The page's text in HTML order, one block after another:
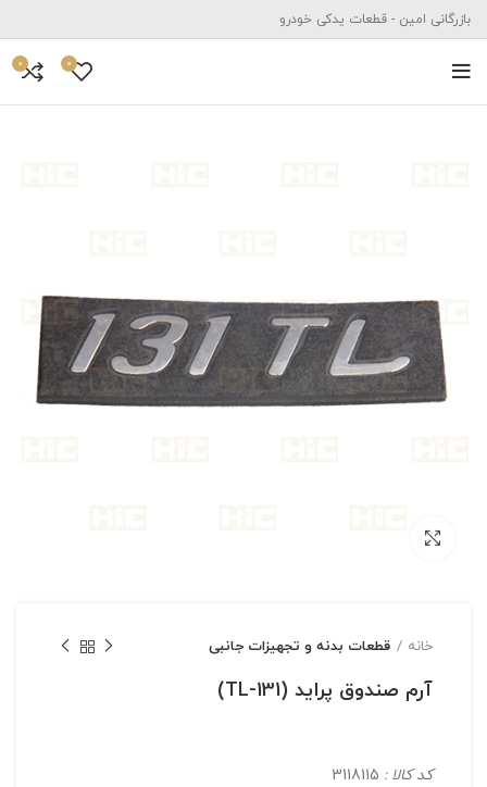
بازرگانی امین - قطعات یدکی خودرو
0
0
خانه قطعات بدنه و تجهیزات جانبی
آرم صندوق پراید (131-TL)
کد کالا :